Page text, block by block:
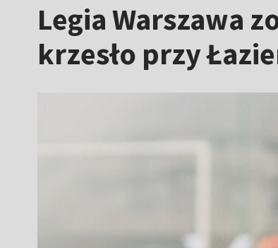
Legia Warszawa
krzesło przy